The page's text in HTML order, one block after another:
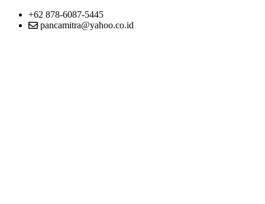
+62 878-6087-5445
pancamitra@yahoo.co.id